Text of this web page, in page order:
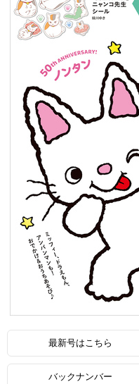
最新号はこちら
バックナンバー